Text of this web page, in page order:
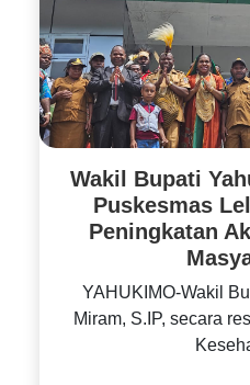
Wakil Bupati
Puskesmas
Peningkatan
YAHUKIMO-Wakil
Miram, S.IP, secara